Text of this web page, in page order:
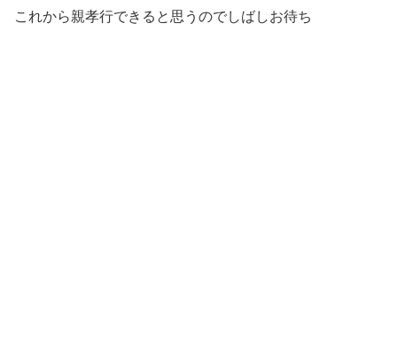
これから親孝行できると思うのでしばしお待ち